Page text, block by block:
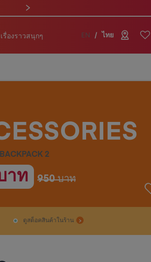
EN ไทย
เรื่องราวสนุกๆ
2
าท 950 บาท
ดูสต็อคสินค้าในร้าน